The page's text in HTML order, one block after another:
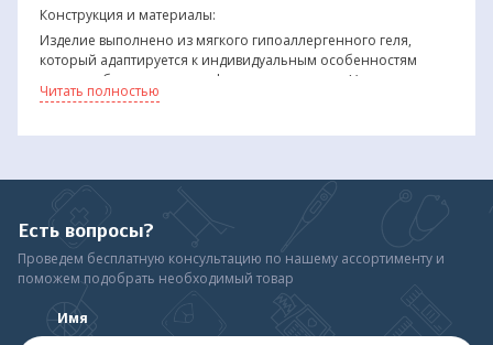
Конструкция и материалы:
Изделие выполнено из мягкого гипоаллергенного геля,
который адаптируется к индивидуальным особенностям
стопы и обеспечивает комфорт при ношении. Уникальная
конструкция с кольцом надежно фиксирует разделитель на
процессе ходьбы.
положение. Межпальцевая перегородка разделяет пальцы,
предотвращая их соприкосновение и трение, что особенно
важно при наличии деформаций или болезненных
ощущений. Кольцо надевается на первый или второй палец
стопы, обеспечивая надежную фиксацию изделия.
Преимущества изделия:
Читать полностью
Есть вопросы?
Проведем бесплатную консультацию по нашему ассортименту и
поможем подобрать необходимый товар
Имя